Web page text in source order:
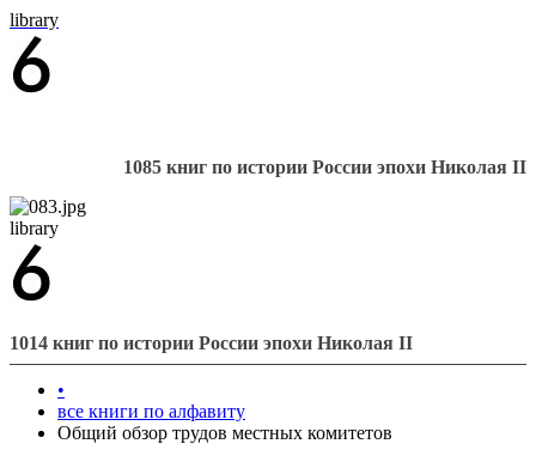
library
1085 книг по истории России эпохи Николая II
library
1014 книг по истории России эпохи Николая II
•
все книги по алфавиту
Общий обзор трудов местных комитетов